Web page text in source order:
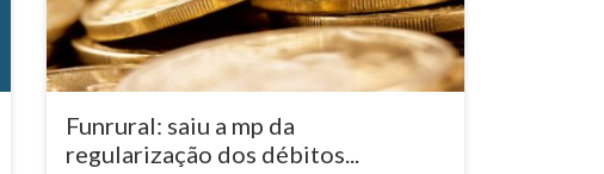
Funrural: saiu a mp da
regularização dos débitos...